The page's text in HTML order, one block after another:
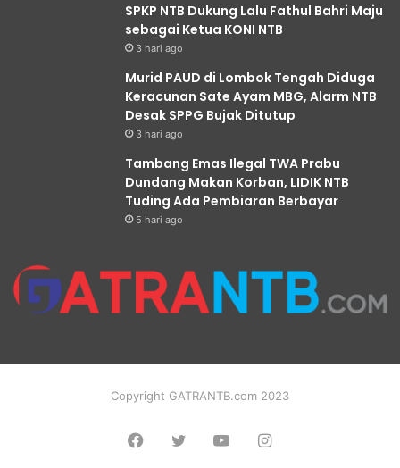
SPKP NTB Dukung Lalu Fathul Bahri Maju
sebagai Ketua KONI NTB
3 hari ago
Murid PAUD di Lombok Tengah Diduga
Keracunan Sate Ayam MBG, Alarm NTB
Desak SPPG Bujak Ditutup
3 hari ago
Tambang Emas Ilegal TWA Prabu
Dundang Makan Korban, LIDIK NTB
Tuding Ada Pembiaran Berbayar
5 hari ago
Copyright GATRANTB.com 2023
Facebook
TwitterYouTubeInstagram